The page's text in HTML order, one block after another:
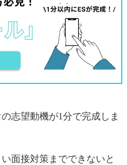
の志望動機が1分で完成しま
面接対策までできないと